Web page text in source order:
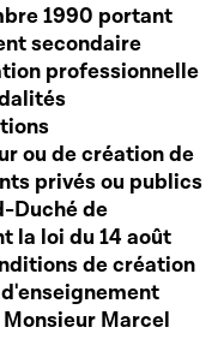
1990 portant
secondaire
professionnelle
ou de création de
privés ou publics
Duché de
la loi du 14 août
de création
Marcel